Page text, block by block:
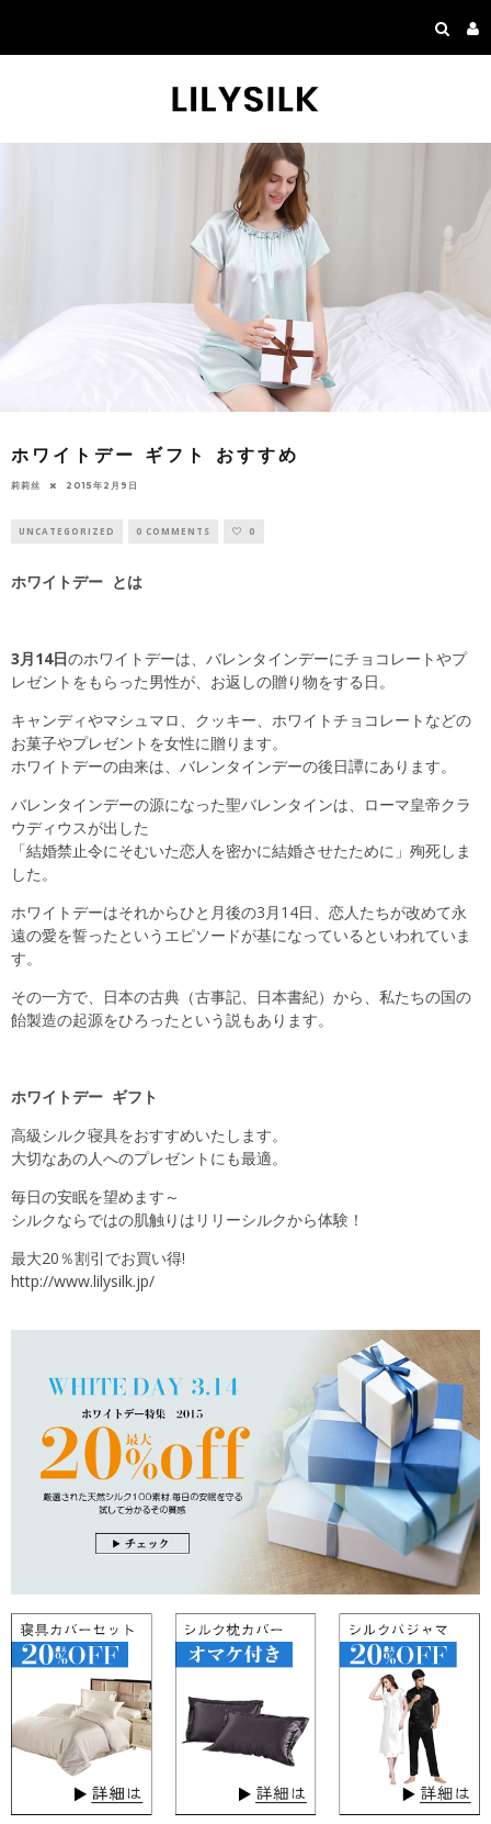
ホワイトデー ギフト おすすめ
莉莉丝 2015年2月9日
UNCATEGORIZED 0 COMMENTS 0
ホワイトデー とは
3月14日のホワイトデーは、バレンタインデーにチョコレートやプ
レゼントをもらった男性が、お返しの贈り物をする日。
キャンディやマシュマロ、クッキー、ホワイトチョコレートなどの
お菓子やプレゼントを女性に贈ります。
ホワイトデーの由来は、バレンタインデーの後日譚にあります。
バレンタインデーの源になった聖バレンタインは、ローマ皇帝クラ
ウディウスが出した
「結婚禁止令にそむいた恋人を密かに結婚させたために」殉死しま
した。
ホワイトデーはそれからひと月後の3月14日、恋人たちが改めて永
遠の愛を誓ったというエピソードが基になっているといわれていま
す。
その一方で、日本の古典（古事記、日本書紀）から、私たちの国の
飴製造の起源をひろったという説もあります。
ホワイトデー ギフト
高級シルク寝具をおすすめいたします。
大切なあの人へのプレゼントにも最適。
毎日の安眠を望めます～
シルクならではの肌触りはリリーシルクから体験！
最大20％割引でお買い得!
http://www.lilysilk.jp/